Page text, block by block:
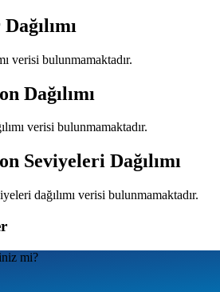
verisi bulunmamaktadır.
Dağılımı
verisi bulunmamaktadır.
Seviyeleri Dağılımı
dağılımı verisi bulunmamaktadır.
mi?